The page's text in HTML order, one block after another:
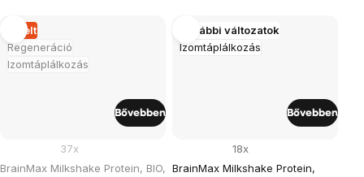
Regeneráció
Izomtáplálkozás
Elkelt
BrainMax Milkshake Protein, BIO,
37x
Bővebben
Izomtáplálkozás
További változatok
BrainMax Milkshake Protein,
18x
Bővebben